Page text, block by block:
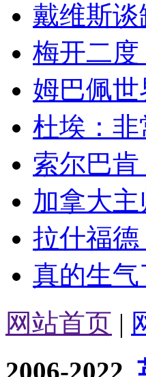
戴维斯
梅开二
姆巴佩
杜埃：
索尔巴
加拿大
拉什福
真的生
网站首页 |